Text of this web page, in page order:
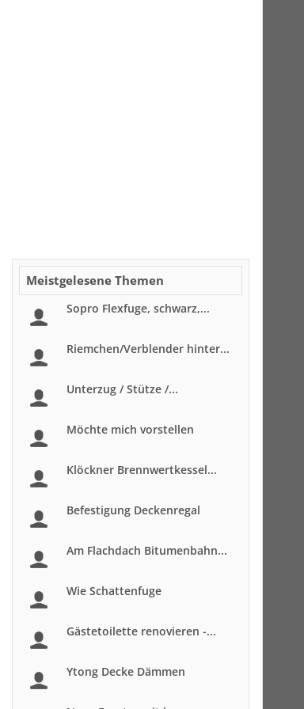
Meistgelesene Themen
Sopro Flexfuge, schwarz,...
Riemchen/Verblender hinter...
Unterzug / Stütze /...
Möchte mich vorstellen
Klöckner Brennwertkessel...
Befestigung Deckenregal
Am Flachdach Bitumenbahn...
Wie Schattenfuge
Gästetoilette renovieren -...
Ytong Decke Dämmen